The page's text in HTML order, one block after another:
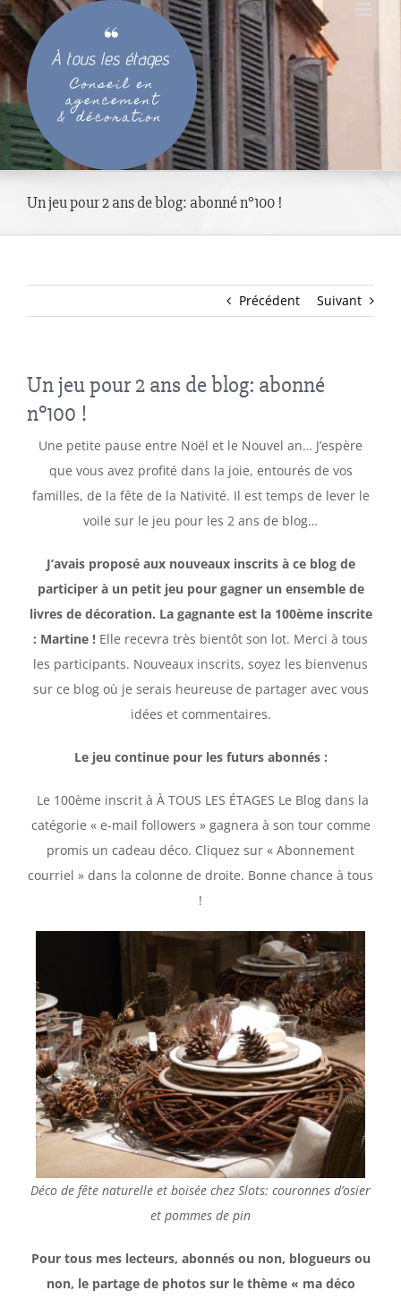
Passer
au
contenu
Un jeu pour 2 ans de blog: abonné n°100 !
Précédent Suivant
Un jeu pour 2 ans de blog: abonné
n°100 !
Une petite pause entre Noël et le Nouvel an… J’espère
que vous avez profité dans la joie, entourés de vos
familles, de la fête de la Nativité. Il est temps de lever le
voile sur le jeu pour les 2 ans de blog…
J’avais proposé aux nouveaux inscrits à ce blog de
participer à un petit jeu pour gagner un ensemble de
livres de décoration. La gagnante est la 100ème inscrite
: Martine ! Elle recevra très bientôt son lot. Merci à tous
les participants. Nouveaux inscrits, soyez les bienvenus
sur ce blog où je serais heureuse de partager avec vous
idées et commentaires.
Le jeu continue pour les futurs abonnés :
Le 100ème inscrit à À TOUS LES ÉTAGES Le Blog dans la
catégorie « e-mail followers » gagnera à son tour comme
promis un cadeau déco. Cliquez sur « Abonnement
courriel » dans la colonne de droite. Bonne chance à tous
!
Déco de fête naturelle et boisée chez Slots: couronnes d’osier
et pommes de pin
Pour tous mes lecteurs, abonnés ou non, blogueurs ou
non, le partage de photos sur le thème « ma déco